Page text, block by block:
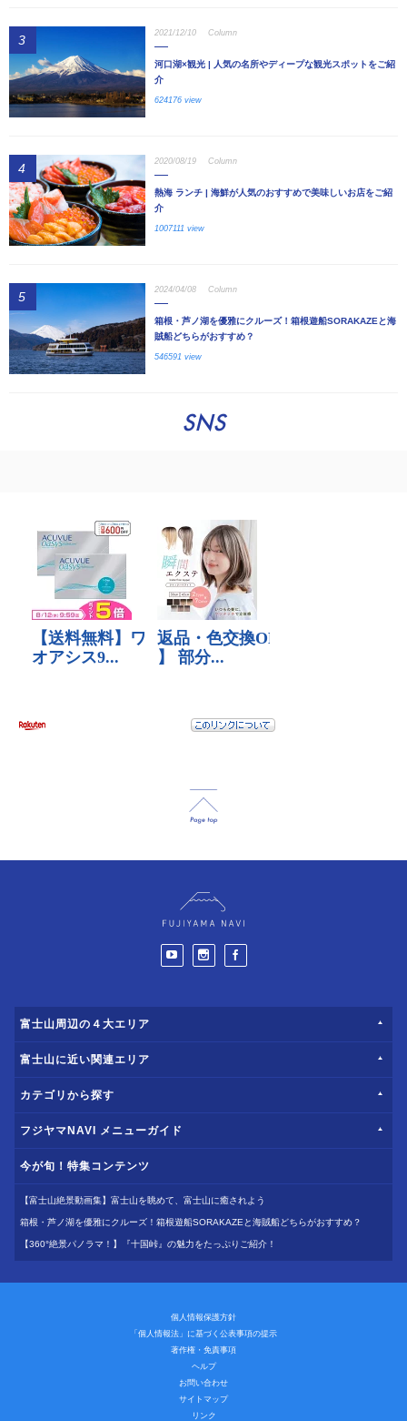
3 2021/12/10 Column
河口湖×観光 | 人気の名所やディープな観光スポットをご紹
介
624176 view
4 2020/08/19 Column
熱海 ランチ | 海鮮が人気のおすすめで美味しいお店をご紹
介
1007111 view
5 2024/04/08 Column
箱根・芦ノ湖を優雅にクルーズ！箱根遊船SORAKAZEと海
賊船どちらがおすすめ？
546591 view
SNS
富士山周辺の４大エリア
富士山に近い関連エリア
カテゴリから探す
フジヤマNAVI メニューガイド
今が旬！特集コンテンツ
【富士山絶景動画集】富士山を眺めて、富士山に癒されよう
箱根・芦ノ湖を優雅にクルーズ！箱根遊船SORAKAZEと海賊船どちらがおすすめ？
【360°絶景パノラマ！】『十国峠』の魅力をたっぷりご紹介！
個人情報保護方針
「個人情報法」に基づく公表事項の提示
著作権・免責事項
ヘルプ
お問い合わせ
サイトマップ
リンク